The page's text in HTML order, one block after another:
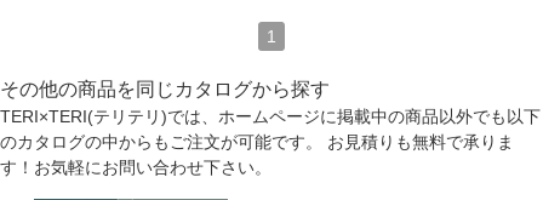
1
その他の商品を同じカタログから探す
TERI×TERI(テリテリ)では、ホームページに掲載中の商品以外でも以下
のカタログの中からもご注文が可能です。 お見積りも無料で承りま
す！お気軽にお問い合わせ下さい。